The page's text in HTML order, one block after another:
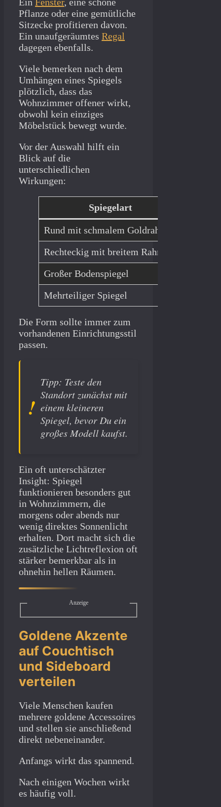
Pflanze oder eine gemütliche
Sitzecke profitieren davon.
Ein unaufgeräumtes Regal
dagegen ebenfalls.
Viele bemerken nach dem
Umhängen eines Spiegels
plötzlich, dass das
Wohnzimmer offener wirkt,
obwohl kein einziges
Möbelstück bewegt wurde.
Vor der Auswahl hilft ein
Blick auf die
unterschiedlichen
Wirkungen:
Spiegelart
Rund mit schmalem Goldrahmen
Rechteckig mit breitem Rahmen
Großer Bodenspiegel
Mehrteiliger Spiegel
Die Form sollte immer zum
vorhandenen Einrichtungsstil
passen.
Tipp: Teste den
Standort zunächst mit
einem kleineren
Spiegel, bevor Du ein
großes Modell kaufst.
Ein oft unterschätzter
Insight: Spiegel
funktionieren besonders gut
in Wohnzimmern, die
morgens oder abends nur
wenig direktes Sonnenlicht
erhalten. Dort macht sich die
zusätzliche Lichtreflexion oft
stärker bemerkbar als in
ohnehin hellen Räumen.
Anzeige
Goldene Akzente
auf Couchtisch
und Sideboard
verteilen
Viele Menschen kaufen
mehrere goldene Accessoires
und stellen sie anschließend
direkt nebeneinander.
Anfangs wirkt das spannend.
Nach einigen Wochen wirkt
es häufig voll.